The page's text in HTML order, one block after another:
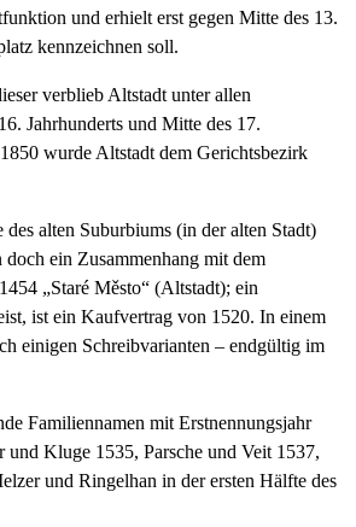
und erhielt erst gegen Mitte des 13.
kennzeichnen soll.
verblieb Altstadt unter allen
Jahrhunderts und Mitte des 17.
wurde Altstadt dem Gerichtsbezirk
alten Suburbiums (in der alten Stadt)
ein Zusammenhang mit dem
„Staré Město“ (Altstadt); ein
ist ein Kaufvertrag von 1520. In einem
einigen Schreibvarianten – endgültig im
Familiennamen mit Erstnennungsjahr
Kluge 1535, Parsche und Veit 1537,
und Ringelhan in der ersten Hälfte des